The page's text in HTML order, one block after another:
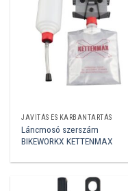
JAVÍTÁS ÉS KARBANTARTÁS
Láncmosó szerszám
BIKEWORKX KETTENMAX